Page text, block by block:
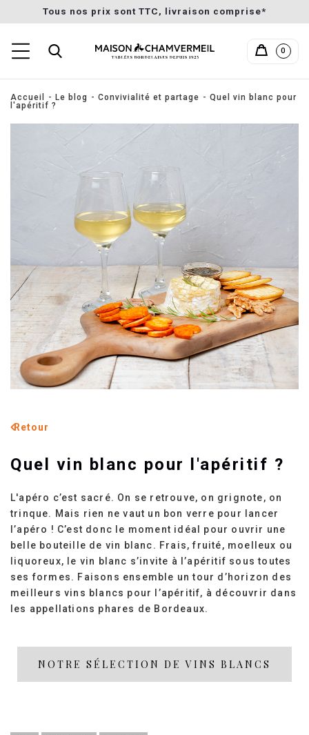
Tous nos prix sont TTC, livraison comprise*
0
Accueil Le blog Convivialité et partage
Quel vin blanc pour
l'apéritif ?
Retour
Quel vin blanc pour l'apéritif ?
L'apéro c’est sacré. On se retrouve, on grignote, on
trinque. Mais rien ne vaut un bon verre pour lancer
l’apéro ! C’est donc le moment idéal pour ouvrir une
belle bouteille de vin blanc. Frais, fruité, moelleux ou
liquoreux, le vin blanc s’invite à l’apéritif sous toutes
ses formes. Faisons ensemble un tour d’horizon des
meilleurs vins blancs pour l’apéritif, à découvrir dans
les appellations phares de Bordeaux.
NOTRE SÉLECTION DE VINS BLANCS